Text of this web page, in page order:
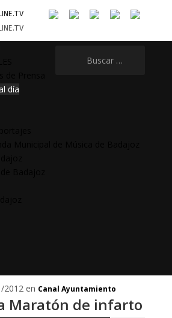
día
2012 en Canal Ayuntamiento
Maratón de infarto